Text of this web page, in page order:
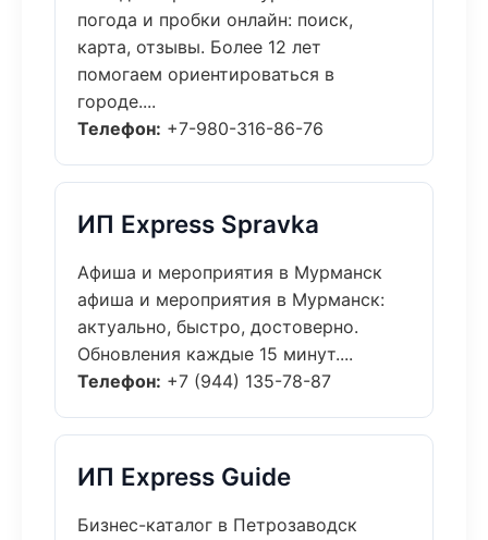
погода и пробки онлайн: поиск,
карта, отзывы. Более 12 лет
помогаем ориентироваться в
городе....
Телефон: +7-980-316-86-76
ИП Express Spravka
Афиша и мероприятия в Мурманск
афиша и мероприятия в Мурманск:
актуально, быстро, достоверно.
Обновления каждые 15 минут....
Телефон: +7 (944) 135-78-87
ИП Express Guide
Бизнес-каталог в Петрозаводск